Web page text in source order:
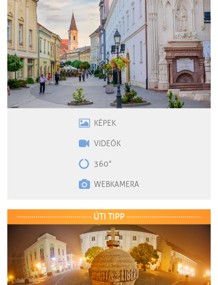
KÉPEK
VIDEÓK
360°
WEBKAMERA
ÚTI TIPP